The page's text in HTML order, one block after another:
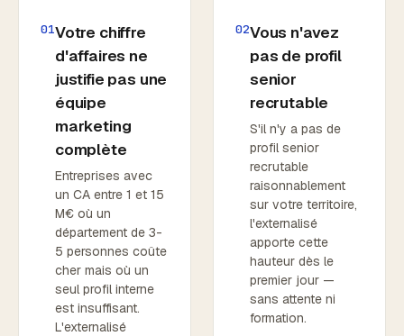
01Votre chiffre
d'affaires ne
justifie pas une
équipe
marketing
complète
Entreprises avec
un CA entre 1 et 15
M€ où un
département de 3-
5 personnes coûte
cher mais où un
seul profil interne
est insuffisant.
L'externalisé
02Vous n'avez
pas de profil
senior
recrutable
S'il n'y a pas de
profil senior
recrutable
raisonnablement
sur votre territoire,
l'externalisé
apporte cette
hauteur dès le
premier jour —
sans attente ni
formation.